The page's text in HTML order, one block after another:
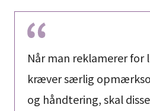
Når man reklamerer
kræver særlig
og håndtering, skal